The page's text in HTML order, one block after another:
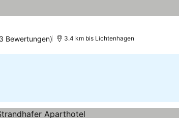
Bewertungen) 3.4 km bis Lichtenhagen